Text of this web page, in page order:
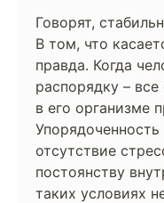
Говорят,
В том, что
правда. Когда
распорядку –
в его организме
отсутствие
постоянству
таких условиях